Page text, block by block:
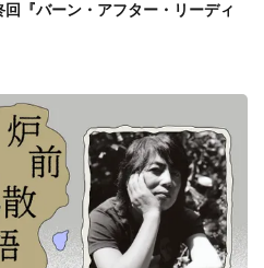
回『バーン・アフター・リーディ